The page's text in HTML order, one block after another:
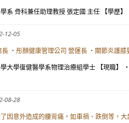
系 骨科兼任助理教授 張定國 主任 【學歷
12-05
長 ・彤顏健康管理公司 營運長 ・關節炎護
大學復健醫學系物理治療組學士 【現職】
08-28
因意外造成的腰背痛，如車禍、跌倒等，